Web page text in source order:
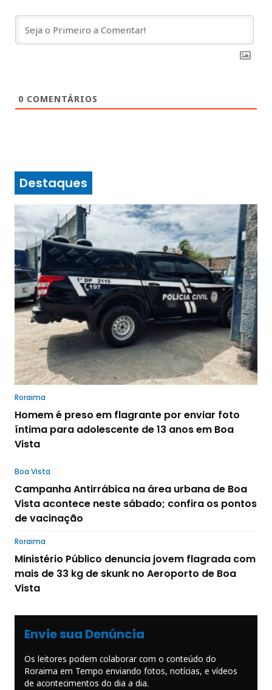
0 COMENTÁRIOS
Destaques
Roraima
Homem é preso em flagrante por enviar foto
íntima para adolescente de 13 anos em Boa
Vista
Boa Vista
Campanha Antirrábica na área urbana de Boa
Vista acontece neste sábado; confira os pontos
de vacinação
Roraima
Ministério Público denuncia jovem flagrada com
mais de 33 kg de skunk no Aeroporto de Boa
Vista
Envie sua Denúncia
Os leitores podem colaborar com o conteúdo do
Roraima em Tempo enviando fotos, notícias, e vídeos
de acontecimentos do dia a dia.